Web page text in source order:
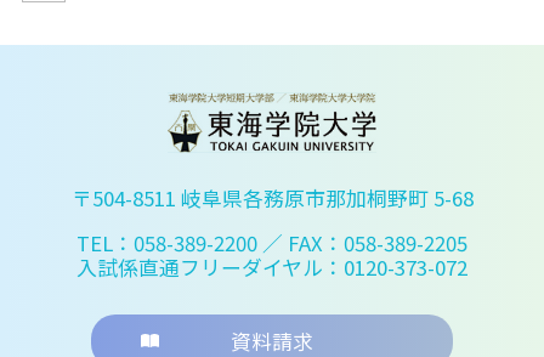
〒504-8511 岐阜県各務原市那加桐野町 5-68
TEL：058-389-2200 ／ FAX：058-389-2205
入試係直通フリーダイヤル：0120-373-072
資料請求